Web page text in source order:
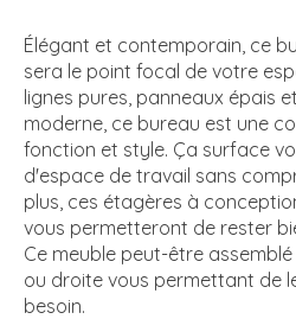
Élégant et contemporain, ce
sera le point focal de votre
lignes pures, panneaux épais
moderne, ce bureau est une
fonction et style. Ça surface
d'espace de travail sans
plus, ces étagères à
vous permetteront de rester
Ce meuble peut-être
ou droite vous permettant de
besoin.